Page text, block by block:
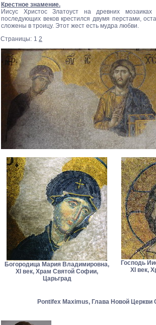
Крестное знамение.
Иисус Христос Златоуст на древних
последующих веков крестился двумя перстами,
сложены в троицу. Этот жест есть мудра любви.
Страницы: 1 2
Богородица Мария Владимировна,
XI век, Храм Святой Софии,
Царьград
Господь
XI век,
Pontifex Maximus, Глава Новой Церкви